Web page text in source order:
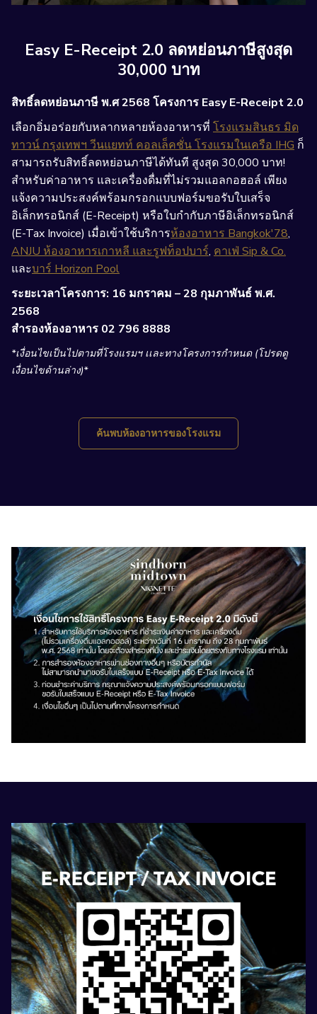
Easy E-Receipt 2.0 ลดหย่อนภาษีสูงสุด
30,000 บาท
สิทธิ์ลดหย่อนภาษี พ.ศ 2568 โครงการ Easy E-Receipt 2.0
เลือกอิ่มอร่อยกับหลากหลายห้องอาหารที่ โรงแรมสินธร มิด
ทาวน์ กรุงเทพฯ วีนแยทท์ คอลเล็คชั่น โรงแรมในเครือ IHG ก็
สามารถรับสิทธิ์ลดหย่อนภาษีได้ทันที สูงสุด 30,000 บาท!
สำหรับค่าอาหาร และเครื่องดื่มที่ไม่รวมแอลกอฮอล์ เพียง
แจ้งความประสงค์พร้อมกรอกแบบฟอร์มขอรับใบเสร็จ
อิเล็กทรอนิกส์ (E-Receipt) หรือใบกำกับภาษีอิเล็กทรอนิกส์
(E-Tax Invoice) เมื่อเข้าใช้บริการห้องอาหาร Bangkok'78,
ANJU ห้องอาหารเกาหลี และรูฟท็อปบาร์, คาเฟ่ Sip & Co.
และบาร์ Horizon Pool
ระยะเวลาโครงการ: 16 มกราคม – 28 กุมภาพันธ์ พ.ศ.
2568
สำรองห้องอาหาร 02 796 8888
*เงื่อนไขเป็นไปตามที่โรงแรมฯ เเละทางโครงการกำหนด (โปรดดู
เงื่อนไขด้านล่าง)*
ค้นพบห้องอาหารของโรงแรม